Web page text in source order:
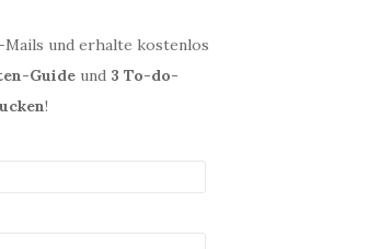
Mails und erhalte kostenlos
Guideund 3 To-do-
!